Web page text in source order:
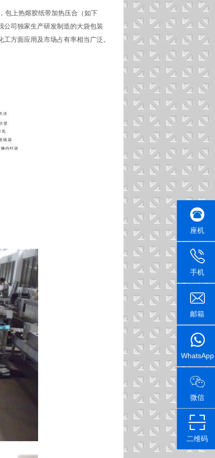
包上热熔胶纸带加热压合（如下
公司独家生产研发制造的大袋包装
方面应用及市场占有率相当广泛。
座机
手机
邮箱
WhatsApp
微信
二维码